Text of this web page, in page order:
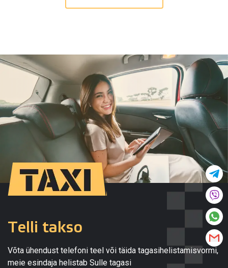
Telli takso
Võta ühendust telefoni teel või täida tagasihelistamisvormi,
meie esindaja helistab Sulle tagasi